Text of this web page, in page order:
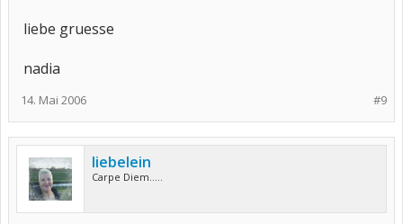
liebe gruesse
nadia
#9
14. Mai 2006
liebelein
Carpe Diem.....